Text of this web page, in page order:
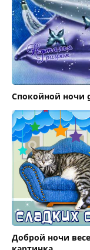
Спокойной ночи
Доброй ночи